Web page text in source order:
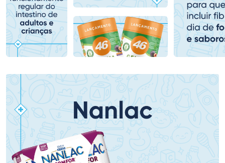
Comprar sem Desconto
Por R$ 153,99/cada
Comprar sem Desconto
Por R$ 153,99/cada
Comprar sem Desconto
Por R$ 136,99/cada
Comprar sem Desconto
Por R$ 136,99/cada